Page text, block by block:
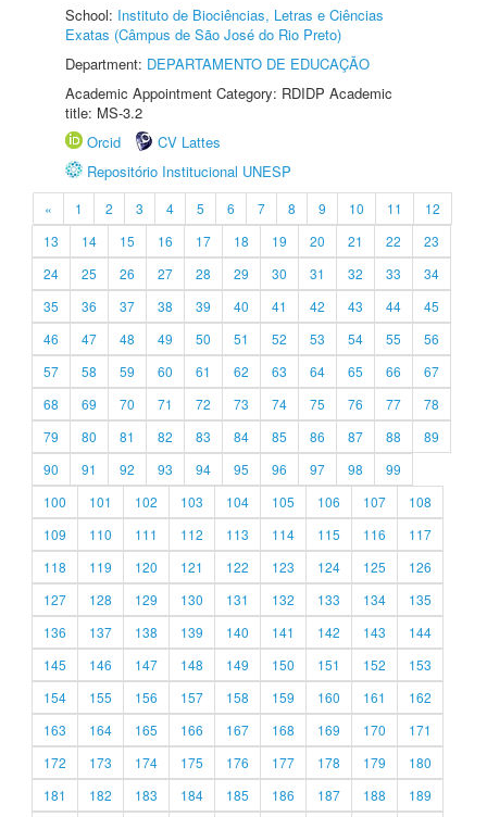
School: Instituto de Biociências, Letras e Ciências
Exatas (Câmpus de São José do Rio Preto)
Department: DEPARTAMENTO DE EDUCAÇÃO
Academic Appointment Category: RDIDP Academic
title: MS-3.2
Orcid
CV Lattes
Repositório Institucional UNESP
« 1 2 3 4 5 6 7 8 9 10 11
12
13
14 15 16 17 18 19 20 21 22
23
24
25 26 27 28 29 30 31 32 33
34
35
36 37 38 39 40 41 42 43 44
45
46
47 48 49 50 51 52 53 54 55
56
57
58 59 60 61 62 63 64 65 66
67
68
69 70 71 72 73 74 75 76 77
78
79
80 81 82 83 84 85 86 87 88
89
90
91 92 93 94 95 96 97 98
99
100
101 102 103 104 105 106 107
108
109
110 111 112 113 114 115 116
117
118
119 120 121 122 123 124 125
126
127
128 129 130 131 132 133 134
135
136
137 138 139 140 141 142 143
144
145
146 147 148 149 150 151 152
153
154
155 156 157 158 159 160 161
162
163
164 165 166 167 168 169 170
171
172
173 174 175 176 177 178 179
180
181
182 183 184 185 186 187 188
189